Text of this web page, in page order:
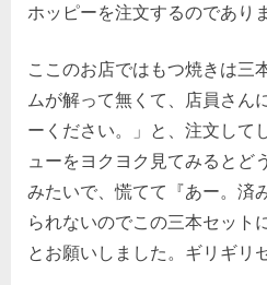
ホッピーを注文するのであり
ここのお店ではもつ焼きは三
ムが解って無くて、店員さん
ーください。」と、注文して
ューをヨクヨク見てみるとど
みたいで、慌てて『あー。済
られないのでこの三本セット
とお願いしました。ギリギリ